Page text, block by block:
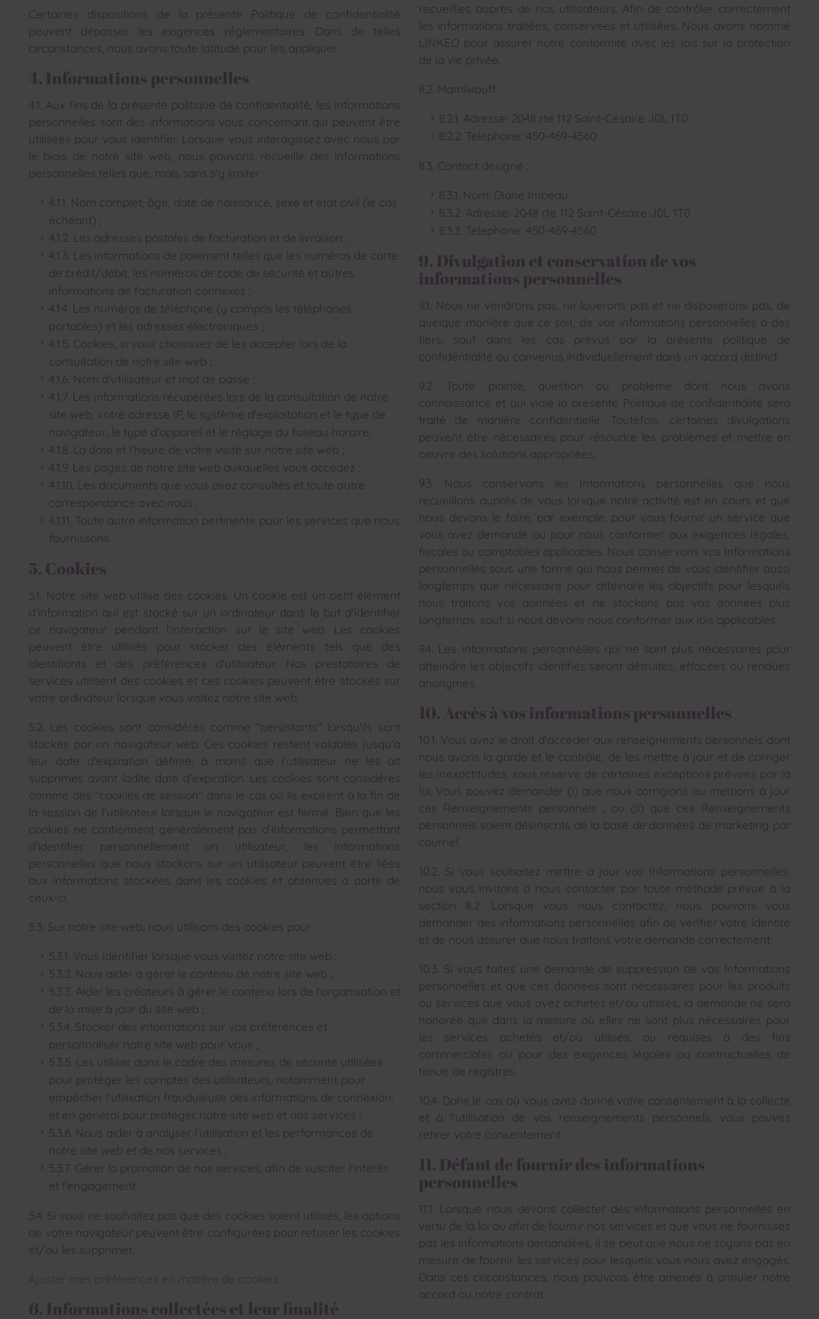
Certaines dispositions de la présente Politique de confidentialité
peuvent dépasser les exigences réglementaires. Dans de telles
circonstances, nous avons toute latitude pour les appliquer.
4. Informations personnelles
4.1. Aux fins de la présente politique de confidentialité, les informations
personnelles sont des informations vous concernant qui peuvent être
utilisées pour vous identifier. Lorsque vous interagissez avec nous par
le biais de notre site web, nous pouvons recueillir des informations
personnelles telles que, mais sans s'y limiter :
4.1.1. Nom complet, âge, date de naissance, sexe et état civil (le cas
échéant) ;
4.1.2. Les adresses postales de facturation et de livraison ;
4.1.3. Les informations de paiement telles que les numéros de carte
de crédit/débit, les numéros de code de sécurité et autres
informations de facturation connexes ;
4.1.4. Les numéros de téléphone (y compris les téléphones
portables) et les adresses électroniques ;
4.1.5. Cookies, si vous choisissez de les accepter lors de la
consultation de notre site web ;
4.1.6. Nom d'utilisateur et mot de passe ;
4.1.7. Les informations récupérées lors de la consultation de notre
site web, votre adresse IP, le système d'exploitation et le type de
navigateur, le type d'appareil et le réglage du fuseau horaire;
4.1.8. La date et l'heure de votre visite sur notre site web ;
4.1.9. Les pages de notre site web auxquelles vous accédez ;
4.1.10. Les documents que vous avez consultés et toute autre
correspondance avec nous ;
4.1.11. Toute autre information pertinente pour les services que nous
fournissons.
5. Cookies
5.1. Notre site web utilise des cookies. Un cookie est un petit élément
d'information qui est stocké sur un ordinateur dans le but d'identifier
ce navigateur pendant l'interaction sur le site web. Les cookies
peuvent être utilisés pour stocker des éléments tels que des
identifiants et des préférences d'utilisateur. Nos prestataires de
services utilisent des cookies et ces cookies peuvent être stockés sur
votre ordinateur lorsque vous visitez notre site web.
5.2. Les cookies sont considérés comme "persistants" lorsqu'ils sont
stockés par un navigateur web. Ces cookies restent valables jusqu'à
leur date d'expiration définie, à moins que l'utilisateur ne les ait
supprimés avant ladite date d'expiration. Les cookies sont considérés
comme des "cookies de session" dans le cas où ils expirent à la fin de
la session de l'utilisateur lorsque le navigateur est fermé. Bien que les
cookies ne contiennent généralement pas d'informations permettant
d'identifier personnellement un utilisateur, les informations
personnelles que nous stockons sur un utilisateur peuvent être liées
aux informations stockées dans les cookies et obtenues à partir de
ceux-ci.
5.3. Sur notre site web, nous utilisons des cookies pour :
5.3.1. Vous identifier lorsque vous visitez notre site web ;
5.3.2. Nous aider à gérer le contenu de notre site web ;
5.3.3. Aider les créateurs à gérer le contenu lors de l'organisation et
de la mise à jour du site web ;
5.3.4. Stocker des informations sur vos préférences et
personnaliser notre site web pour vous ;
5.3.5. Les utiliser dans le cadre des mesures de sécurité utilisées
pour protéger les comptes des utilisateurs, notamment pour
empêcher l'utilisation frauduleuse des informations de connexion,
et en général pour protéger notre site web et nos services ;
5.3.6. Nous aider à analyser l'utilisation et les performances de
notre site web et de nos services ;
5.3.7. Gérer la promotion de nos services, afin de susciter l'intérêt
et l'engagement.
5.4. Si vous ne souhaitez pas que des cookies soient utilisés, les options
de votre navigateur peuvent être configurées pour refuser les cookies
et/ou les supprimer.
Ajuster mes préférences en matière de cookies.
6. Informations collectées et leur finalité
recueillies auprès de nos utilisateurs. Afin de contrôler correctement
les informations traitées, conservées et utilisées. Nous avons nommé
LINKEO pour assurer notre conformité avec les lois sur la protection
de la vie privée.
8.2. Mamiwouff
8.2.1. Adresse: 2048 rte 112 Saint-Césaire J0L 1T0
8.2.2. Telephone: 450-469-4560
8.3. Contact désigné :
8.3.1. Nom: Diane Imbeau
8.3.2. Adresse: 2048 rte 112 Saint-Césaire J0L 1T0
8.3.3. Telephone: 450-469-4560
9. Divulgation et conservation de vos
informations personnelles
9.1. Nous ne vendrons pas, ne louerons pas et ne disposerons pas, de
quelque manière que ce soit, de vos informations personnelles à des
tiers, sauf dans les cas prévus par la présente politique de
confidentialité ou convenus individuellement dans un accord distinct.
9.2. Toute plainte, question ou problème dont nous avons
connaissance et qui viole la présente Politique de confidentialité sera
traité de manière confidentielle. Toutefois, certaines divulgations
peuvent être nécessaires pour résoudre les problèmes et mettre en
oeuvre des solutions appropriées.
9.3. Nous conservons les Informations personnelles que nous
recueillons auprès de vous lorsque notre activité est en cours et que
nous devons le faire, par exemple, pour vous fournir un service que
vous avez demandé ou pour nous conformer aux exigences légales,
fiscales ou comptables applicables. Nous conservons vos Informations
personnelles sous une forme qui nous permet de vous identifier aussi
longtemps que nécessaire pour atteindre les objectifs pour lesquels
nous traitons vos données et ne stockons pas vos données plus
longtemps, sauf si nous devons nous conformer aux lois applicables.
9.4. Les informations personnelles qui ne sont plus nécessaires pour
atteindre les objectifs identifiés seront détruites, effacées ou rendues
anonymes.
10. Accès à vos informations personnelles
10.1. Vous avez le droit d'accéder aux renseignements personnels dont
nous avons la garde et le contrôle, de les mettre à jour et de corriger
les inexactitudes, sous réserve de certaines exceptions prévues par la
loi. Vous pouvez demander (i) que nous corrigions ou mettions à jour
ces Renseignements personnels ; ou (ii) que ces Renseignements
personnels soient désinscrits de la base de données de marketing par
courriel.
10.2. Si vous souhaitez mettre à jour vos Informations personnelles,
nous vous invitons à nous contacter par toute méthode prévue à la
section 8.2. Lorsque vous nous contactez, nous pouvons vous
demander des informations personnelles afin de vérifier votre identité
et de nous assurer que nous traitons votre demande correctement.
10.3. Si vous faites une demande de suppression de vos Informations
personnelles et que ces données sont nécessaires pour les produits
ou services que vous avez achetés et/ou utilisés, la demande ne sera
honorée que dans la mesure où elles ne sont plus nécessaires pour
les services achetés et/ou utilisés, ou requises à des fins
commerciales ou pour des exigences légales ou contractuelles de
tenue de registres.
10.4. Dans le cas où vous avez donné votre consentement à la collecte
et à l'utilisation de vos renseignements personnels, vous pouvez
retirer votre consentement.
11. Défaut de fournir des informations
personnelles
11.1. Lorsque nous devons collecter des informations personnelles en
vertu de la loi ou afin de fournir nos services et que vous ne fournissez
pas les informations demandées, il se peut que nous ne soyons pas en
mesure de fournir les services pour lesquels vous nous avez engagés.
Dans ces circonstances, nous pouvons être amenés à annuler notre
accord ou notre contrat.